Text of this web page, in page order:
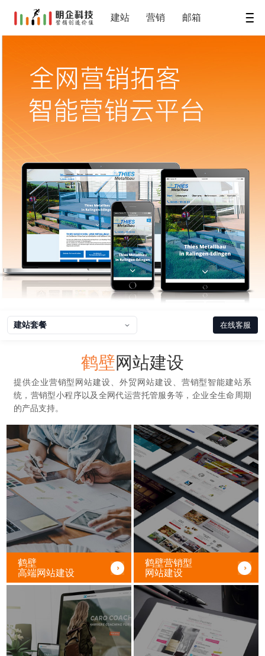
建站 营销 邮箱
建站套餐 在线客服
鹤壁网站建设
提供企业营销型网站建设、外贸网站建设、营销型智能建站系
统，营销型小程序以及全网代运营托管服务等，企业全生命周期
的产品支持。
鹤壁
高端网站建设
鹤壁营销型
网站建设